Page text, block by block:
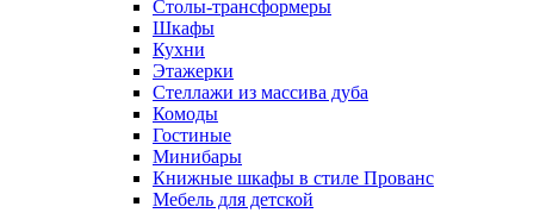
Столы-трансформеры
Шкафы
Кухни
Этажерки
Стеллажи из массива дуба
Комоды
Гостиные
Минибары
Книжные шкафы в стиле Прованс
Мебель для детской